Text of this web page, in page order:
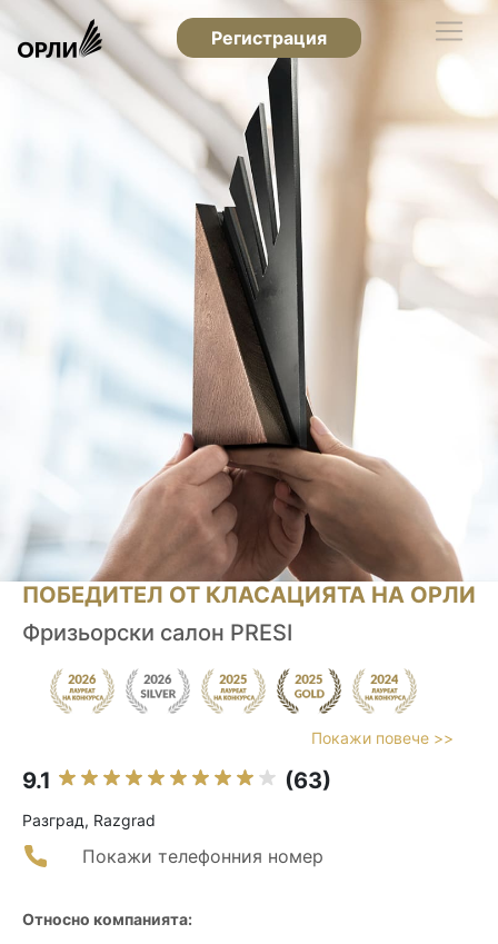
Регистрация
ПОБЕДИТЕЛ ОТ КЛАСАЦИЯТА НА ОРЛИ
Фризьорски салон PRESI
Покажи повече >>
9.1 (63)
Разград, Razgrad
Покажи телефонния номер
Относно компанията: